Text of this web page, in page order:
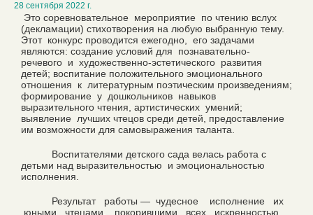
28 сентября 2022 г.
Это соревновательное мероприятие по чтению вслух
(декламации) стихотворения на любую выбранную тему.
Этот конкурс проводится ежегодно, его задачами
являются: создание условий для познавательно-
речевого и художественно-эстетического развития
детей; воспитание положительного эмоционального
отношения к литературным поэтическим произведениям;
формирование у дошкольников навыков
выразительного чтения, артистических умений;
выявление лучших чтецов среди детей, предоставление
им возможности для самовыражения таланта.
Воспитателями детского сада велась работа с
детьми над выразительностью и эмоциональностью
исполнения.
Результат работы — чудесное исполнение их
юными чтецами, покорившими всех искренностью